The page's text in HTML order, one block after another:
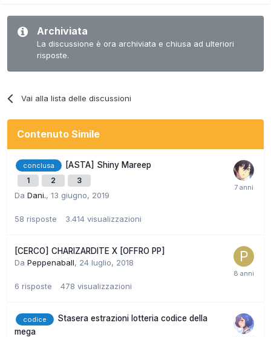
Archiviata
La discussione è ora archiviata e chiusa ad ulteriori
risposte.
Vai alla lista delle discussioni
Contenuto Simile
conclusa [ASTA] Shiny Mareep
1 2 3
Da Dani., 13 giugno, 2019
58 risposte 3.414 visualizzazioni
[CERCO] CHARIZARDITE X [OFFRO PP]
Da Peppenaball, 24 luglio, 2018
6 risposte 478 visualizzazioni
codice
Stasera estrazioni lotteria codice della
mega